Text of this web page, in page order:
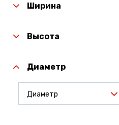
Ширина
Высота
Диаметр
Диаметр